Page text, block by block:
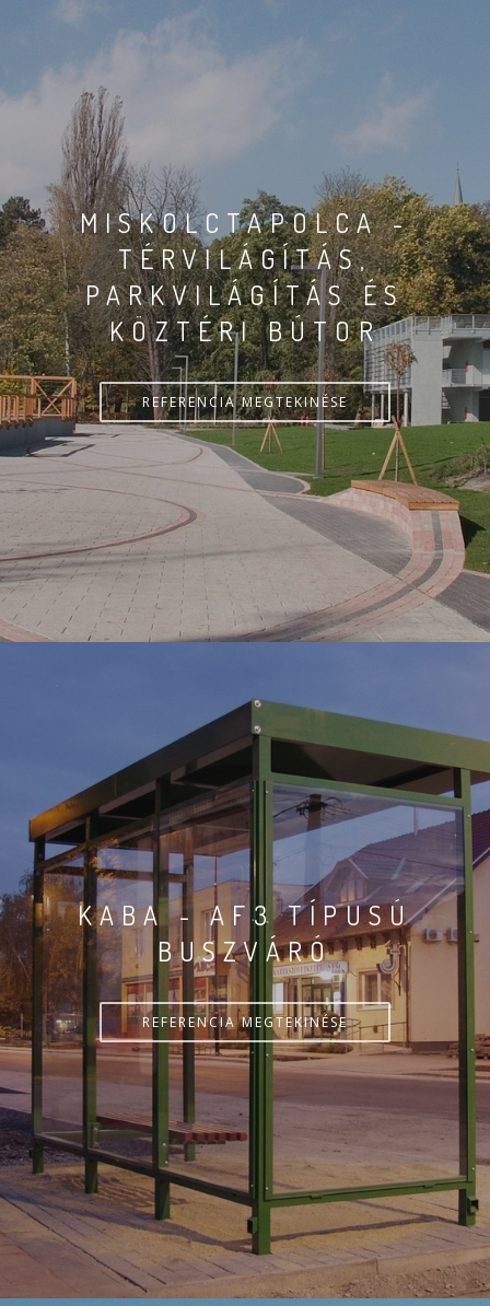
MISKOLCTAPOLCA -
TÉRVILÁGÍTÁS,
PARKVILÁGÍTÁS ÉS
KÖZTÉRI BÚTOR
REFERENCIA MEGTEKINÉSE
KABA - AF3 TÍPUSÚ
BUSZVÁRÓ
REFERENCIA MEGTEKINÉSE